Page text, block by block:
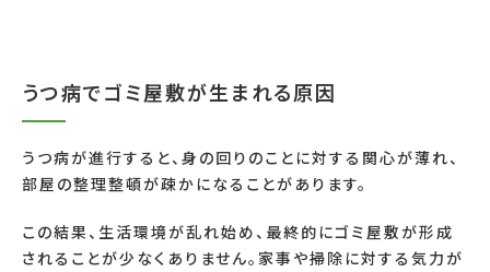
うつ病でゴミ屋敷が生まれる原因
うつ病が進行すると、身の回りのことに対する関心が薄れ、
部屋の整理整頓が疎かになることがあります。
この結果、生活環境が乱れ始め、最終的にゴミ屋敷が形成
されることが少なくありません。家事や掃除に対する気力が